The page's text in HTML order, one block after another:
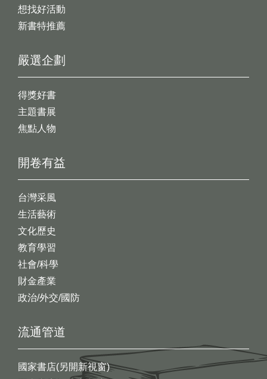
想找好活動
新書特推薦
開卷有益
台灣采風
生活藝術
文化歷史
教育學習
社會/科學
財金產業
政治/外交/國防
嚴選企劃
得獎好書
主題書展
焦點人物
流通管道
國家書店(另開新視窗)